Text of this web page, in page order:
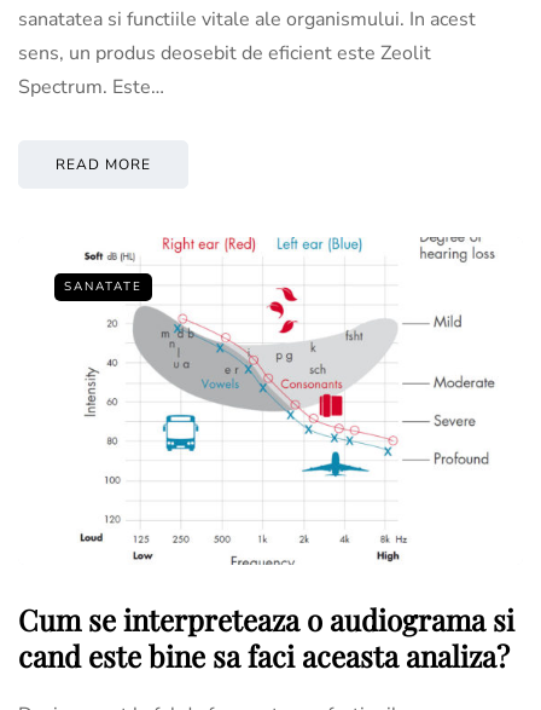
sanatatea si functiile vitale ale organismului. In acest
sens, un produs deosebit de eficient este Zeolit
Spectrum. Este…
READ MORE
SANATATE
Cum se interpreteaza o audiograma si
cand este bine sa faci aceasta analiza?